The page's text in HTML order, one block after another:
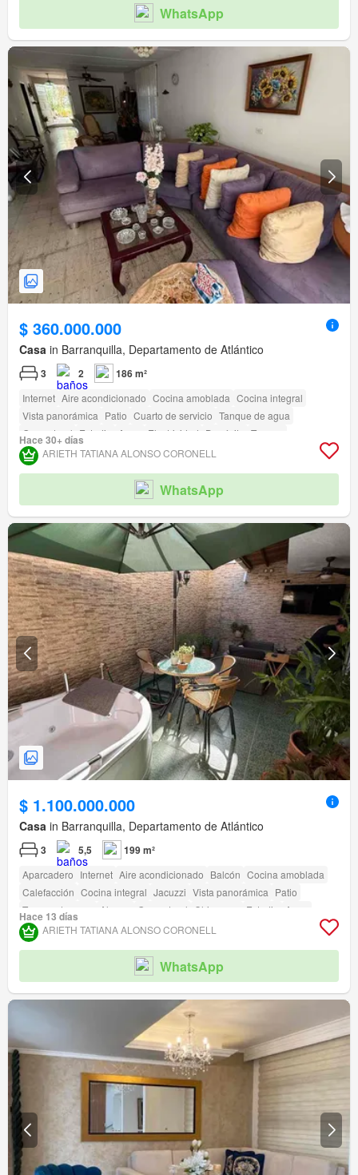
Acceso para personas con discapacidad
WhatsApp
$ 360.000.000
Casa in Barranquilla, Departamento de Atlántico
3 2 186 m²
Internet Aire acondicionado Cocina amoblada Cocina integral
Vista panorámica Patio Cuarto de servicio Tanque de agua
Gas natural Estudio Agua Electricidad Depósito
Terraza
Permite mascotas Permite niños Área infantil
Acceso para personas con discapacidad
Hace 30+ días
ARIETH TATIANA ALONSO CORONELL
WhatsApp
$ 1.100.000.000
Casa in Barranquilla, Departamento de Atlántico
3 5,5 199 m²
Aparcadero Internet Aire acondicionado Balcón Cocina amoblada
Calefacción Cocina integral Jacuzzi Vista panorámica Patio
Tanque de agua
Alarma Gas natural Chimenea Estudio
Agua
Electricidad Depósito Terraza Permite mascotas
amenity_wi_fi
Barbecue Caseta de vigilancia
Acceso para personas con discapacidad
Hace 13 días
ARIETH TATIANA ALONSO CORONELL
WhatsApp